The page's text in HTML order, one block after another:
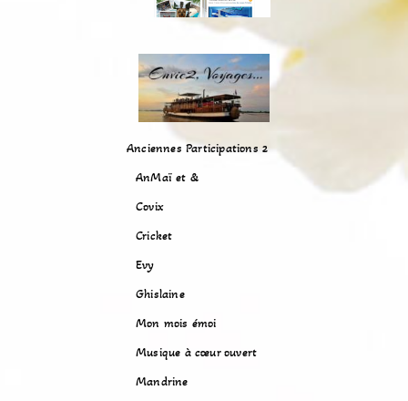
Anciennes Participations 2
AnMaï et &
Covix
Cricket
Evy
Ghislaine
Mon mois émoi
Musique à cœur ouvert
Mandrine